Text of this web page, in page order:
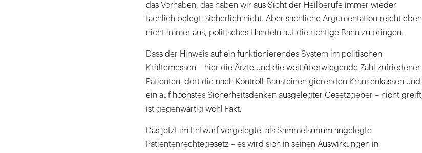
das Vorhaben, das haben wir aus Sicht der Heilberufe immer wieder
fachlich belegt, sicherlich nicht. Aber sachliche Argumentation reicht eben
nicht immer aus, politisches Handeln auf die richtige Bahn zu bringen.
Dass der Hinweis auf ein funktionierendes System im politischen
Kräftemessen – hier die Ärzte und die weit überwiegende Zahl zufriedener
Patienten, dort die nach Kontroll-Bausteinen gierenden Krankenkassen und
ein auf höchstes Sicherheitsdenken ausgelegter Gesetzgeber – nicht greift,
ist gegenwärtig wohl Fakt.
Das jetzt im Entwurf vorgelegte, als Sammelsurium angelegte
Patientenrechtegesetz – es wird sich in seinen Auswirkungen in